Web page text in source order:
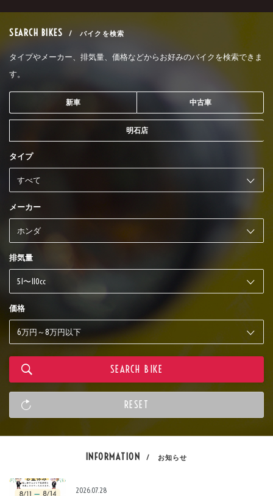
SEARCH BIKES / バイクを検索
タイプやメーカー、排気量、価格などからお好みのバイクを検索できま
す。
新車 中古車
明石店
タイプ
メーカー
排気量
価格
INFORMATION / お知らせ
2026.07.28